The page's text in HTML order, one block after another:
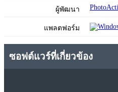
ผู้พัฒนา
แพลตฟอร์ม
ซอฟต์แวร์ที่เกี่ยวข้อง